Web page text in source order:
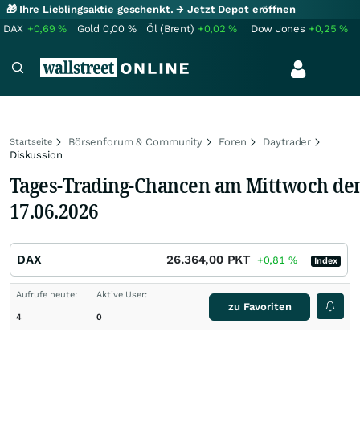
🎁 Ihre Lieblingsaktie geschenkt.→ Jetzt Depot eröffnen
DAX +0,69% Gold 0,00 % Öl (Brent) +0,02% Dow Jones +0,25%
Startseite Börsenforum & Community Foren
Daytrader
Diskussion
Tages-Trading-Chancen am Mittwoch
17.06.2026
DAX 26.364,00 PKT +0,81 % Index
Aufrufe heute:
4
Aktive User:
0
zu Favoriten